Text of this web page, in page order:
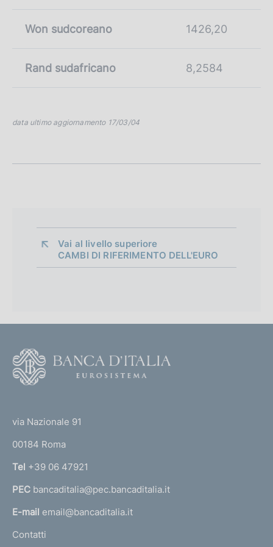
Won sudcoreano 1426,20
Rand sudafricano 8,2584
data ultimo aggiornamento 17/03/04
Vai al livello superiore
CAMBI DI RIFERIMENTO DELL'EURO
r
n
a
l
'
via Nazionale 91
00184 Roma
Tel +39 06 47921
PEC bancaditalia@pec.bancaditalia.it
E-mail email@bancaditalia.it
Contatti